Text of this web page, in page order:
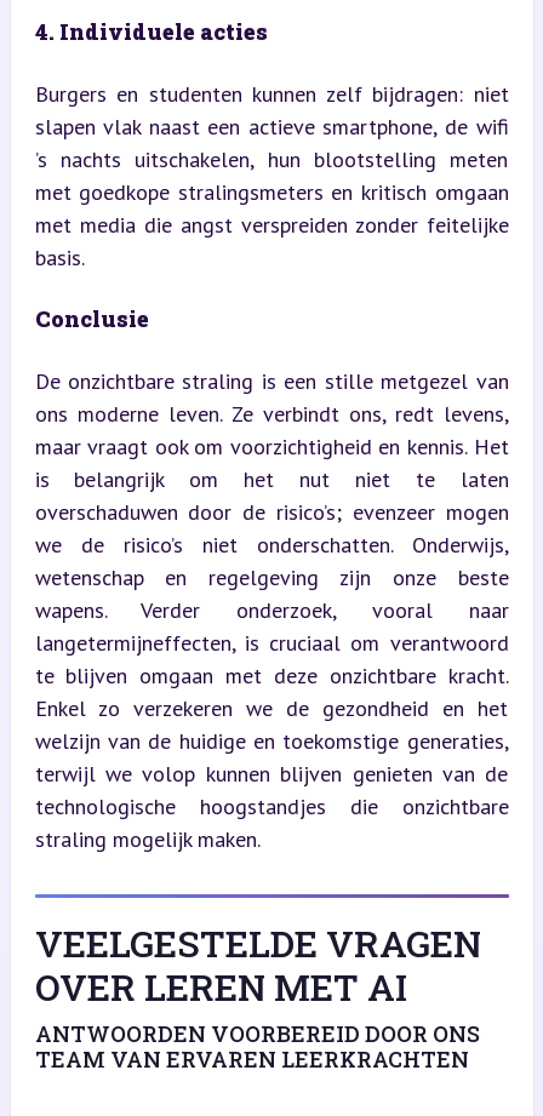
4. Individuele acties
Burgers en studenten kunnen zelf bijdragen: niet
slapen vlak naast een actieve smartphone, de wifi
’s nachts uitschakelen, hun blootstelling meten
met goedkope stralingsmeters en kritisch omgaan
met media die angst verspreiden zonder feitelijke
basis.
Conclusie
De onzichtbare straling is een stille metgezel van
ons moderne leven. Ze verbindt ons, redt levens,
maar vraagt ook om voorzichtigheid en kennis. Het
is belangrijk om het nut niet te laten
overschaduwen door de risico’s; evenzeer mogen
we de risico’s niet onderschatten. Onderwijs,
wetenschap en regelgeving zijn onze beste
wapens. Verder onderzoek, vooral naar
langetermijneffecten, is cruciaal om verantwoord
te blijven omgaan met deze onzichtbare kracht.
Enkel zo verzekeren we de gezondheid en het
welzijn van de huidige en toekomstige generaties,
terwijl we volop kunnen blijven genieten van de
technologische hoogstandjes die onzichtbare
straling mogelijk maken.
VEELGESTELDE VRAGEN
OVER LEREN MET AI
ANTWOORDEN VOORBEREID DOOR ONS
TEAM VAN ERVAREN LEERKRACHTEN